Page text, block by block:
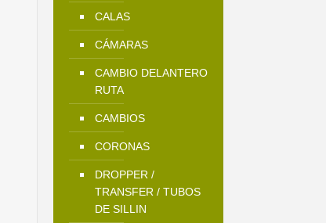
CALAS
CÁMARAS
CAMBIO DELANTERO
RUTA
CAMBIOS
CORONAS
DROPPER /
TRANSFER / TUBOS
DE SILLIN